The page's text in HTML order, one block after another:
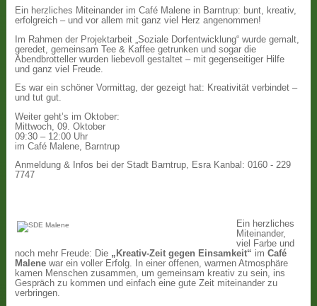
Ein herzliches Miteinander im Café Malene in Barntrup: bunt, kreativ,
erfolgreich – und vor allem mit ganz viel Herz angenommen!
Im Rahmen der Projektarbeit „Soziale Dorfentwicklung“ wurde gemalt,
geredet, gemeinsam Tee & Kaffee getrunken und sogar die
Abendbrotteller wurden liebevoll gestaltet – mit gegenseitiger Hilfe
und ganz viel Freude.
Es war ein schöner Vormittag, der gezeigt hat: Kreativität verbindet –
und tut gut.
Weiter geht’s im Oktober:
Mittwoch, 09. Oktober
09:30 – 12:00 Uhr
im Café Malene, Barntrup
Anmeldung & Infos bei der Stadt Barntrup, Esra Kanbal: 0160 - 229
7747
Ein herzliches
Miteinander,
viel Farbe und
noch mehr Freude: Die „Kreativ-Zeit gegen Einsamkeit“ imCafé
Malene war ein voller Erfolg. In einer offenen, warmen Atmosphäre
kamen Menschen zusammen, um gemeinsam kreativ zu sein, ins
Gespräch zu kommen und einfach eine gute Zeit miteinander zu
verbringen.